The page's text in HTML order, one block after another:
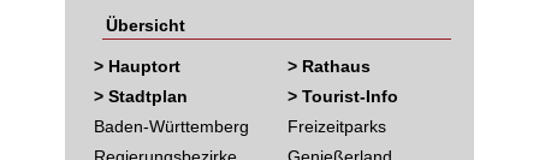
Übersicht
> Hauptort
> Stadtplan
Baden-Württemberg
> Rathaus
> Tourist-Info
Freizeitparks